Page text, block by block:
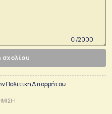
0 /2000
Πολιτικη Απορρήτου